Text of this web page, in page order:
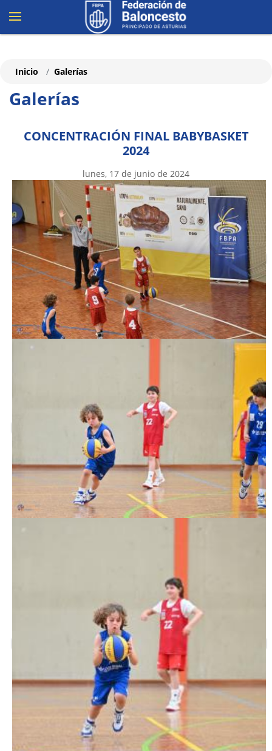
Galerías
Inicio Galerías
CONCENTRACIÓN FINAL BABYBASKET
2024
lunes, 17 de junio de 2024